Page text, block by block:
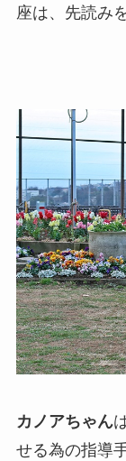
座は、先読み
カノアちゃん
せる為の指導